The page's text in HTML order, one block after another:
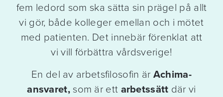
fem ledord som ska sätta sin prägel på allt
vi gör, både kolleger emellan och i mötet
med patienten. Det innebär förenklat att
vi vill förbättra vårdsverige!
En del av arbetsfilosofin är Achima-
ansvaret,som är ett arbetssätt där vi